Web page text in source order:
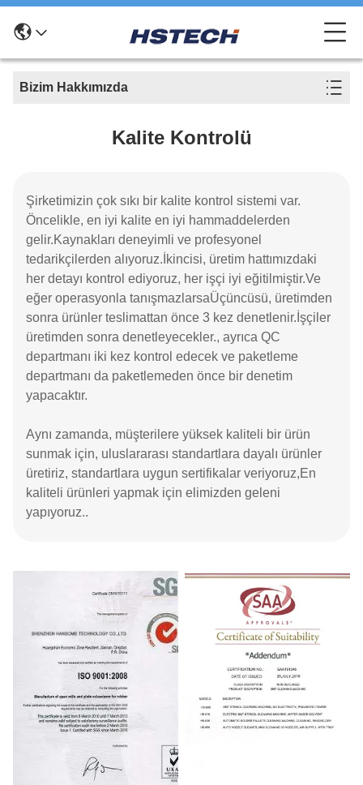
Bizim Hakkımızda
Kalite Kontrolü
Şirketimizin çok sıkı bir kalite kontrol sistemi var.
Öncelikle, en iyi kalite en iyi hammaddelerden
gelir.Kaynakları deneyimli ve profesyonel
tedarikçilerden alıyoruz.İkincisi, üretim hattımızdaki
her detayı kontrol ediyoruz, her işçi iyi eğitilmiştir.Ve
eğer operasyonla tanışmazlarsaÜçüncüsü, üretimden
sonra ürünler teslimattan önce 3 kez denetlenir.İşçiler
üretimden sonra denetleyecekler., ayrıca QC
departmanı iki kez kontrol edecek ve paketleme
departmanı da paketlemeden önce bir denetim
yapacaktır.
Aynı zamanda, müşterilere yüksek kaliteli bir ürün
sunmak için, uluslararası standartlara dayalı ürünler
üretiriz, standartlara uygun sertifikalar veriyoruz,En
kaliteli ürünleri yapmak için elimizden geleni
yapıyoruz..